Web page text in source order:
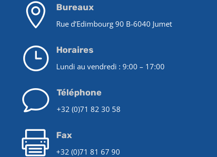
 Bureaux
Rue d’Edimbourg 90 B-6040 Jumet
} Horaires
Lundi au vendredi : 9:00 – 17:00
v Téléphone
+32 (0)71 82 30 58
 Fax
+32 (0)71 81 67 90